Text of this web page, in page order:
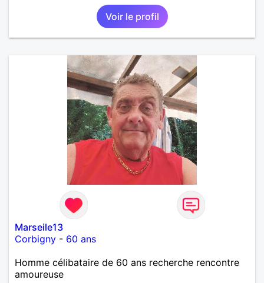
Voir le profil
Marseile13
Corbigny - 60 ans
Homme célibataire de 60 ans recherche rencontre
amoureuse